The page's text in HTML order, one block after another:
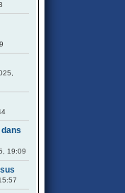
19:09